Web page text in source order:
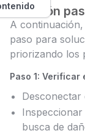
Solución
A
paso para
priorizando los
Paso 1:
Desconectar
busca de